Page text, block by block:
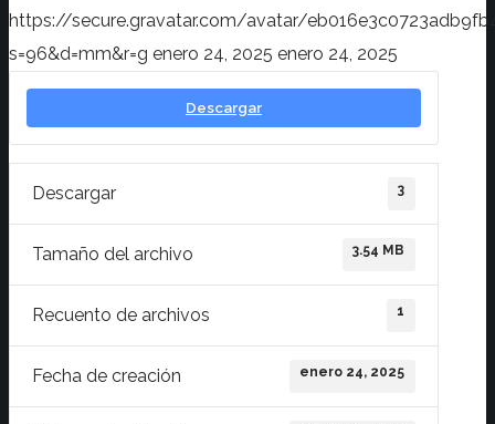
https://secure.gravatar.com/avatar/
s=96&d=mm&r=g enero 24, 2025 enero 24, 2025
Descargar
Descargar 3
Tamaño del archivo 3.54 MB
Recuento de archivos 1
Fecha de creación enero 24, 2025